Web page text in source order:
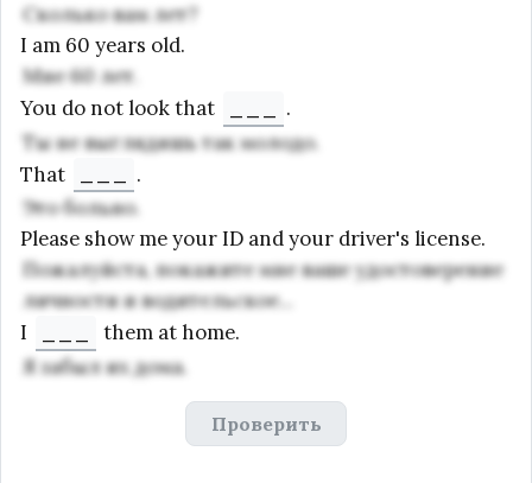
Сколько вам лет?
I am 60 years old.
Мне 60 лет.
You do not look that
.
Ты не выглядишь так молодо.
That
.
Это больно.
Please show me your ID and your driver's license.
Пожалуйста, покажите мне ваше удостоверение
личности и водительское...
I
them at home.
Я забыл их дома.
Проверить